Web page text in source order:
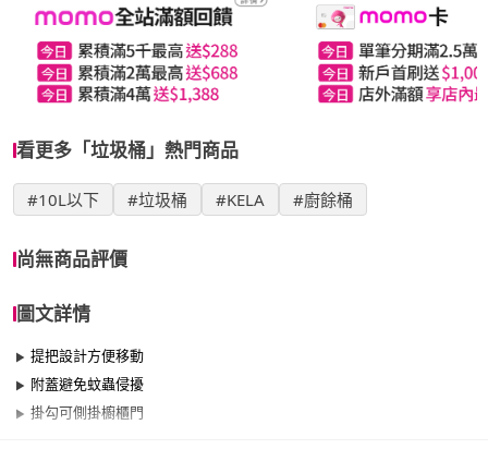
看更多「垃圾桶」熱門商品
#10L以下 #垃圾桶 #KELA #廚餘桶
尚無商品評價
圖文詳情
提把設計方便移動
附蓋避免蚊蟲侵擾
掛勾可側掛櫥櫃門